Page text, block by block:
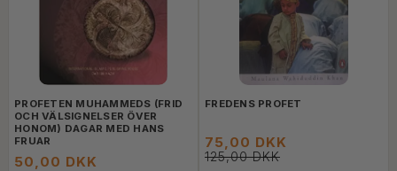
PROFETEN MUHAMMEDS (FRID
OCH VÄLSIGNELSER ÖVER
HONOM) DAGAR MED HANS
FRUAR
50,00 DKK
FREDENS PROFET
75,00 DKK
125,00 DKK